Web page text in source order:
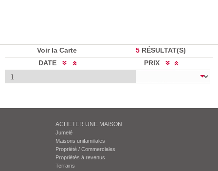
Voir la Carte 5 RÉSULTAT(S)
DATE
PRIX
ACHETER UNE MAISON
Jumelé
Maisons unifamiliales
Propriété / Commerciales
Propriétés à revenus
Terrains